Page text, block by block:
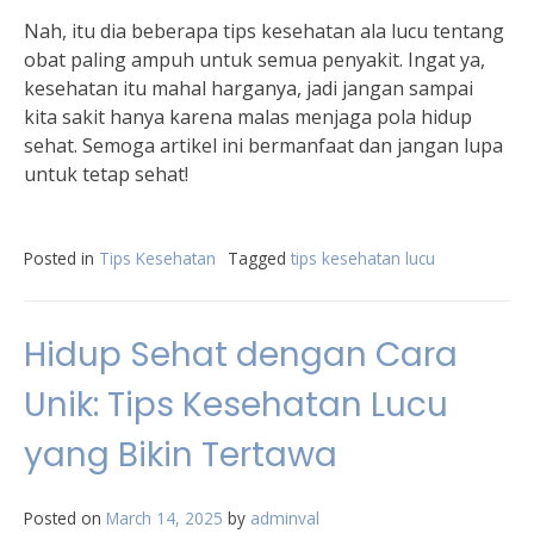
Nah, itu dia beberapa tips kesehatan ala lucu tentang
obat paling ampuh untuk semua penyakit. Ingat ya,
kesehatan itu mahal harganya, jadi jangan sampai
kita sakit hanya karena malas menjaga pola hidup
sehat. Semoga artikel ini bermanfaat dan jangan lupa
untuk tetap sehat!
Posted in Tips Kesehatan Tagged tips kesehatan lucu
Hidup Sehat dengan Cara
Unik: Tips Kesehatan Lucu
yang Bikin Tertawa
Posted on March 14, 2025 by adminval